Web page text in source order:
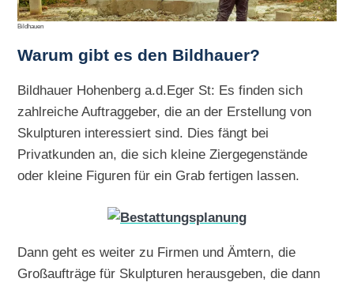
Bildhauen
Warum gibt es den Bildhauer?
Bildhauer Hohenberg a.d.Eger St: Es finden sich
zahlreiche Auftraggeber, die an der Erstellung von
Skulpturen interessiert sind. Dies fängt bei
Privatkunden an, die sich kleine Ziergegenstände
oder kleine Figuren für ein Grab fertigen lassen.
Dann geht es weiter zu Firmen und Ämtern, die
Großaufträge für Skulpturen herausgeben, die dann